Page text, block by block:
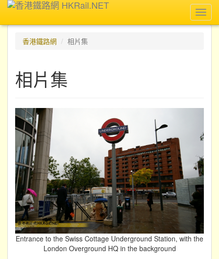
香港鐵路網
相片集
相片集
Entrance to the Swiss Cottage Underground Station, with the
London Overground HQ in the background